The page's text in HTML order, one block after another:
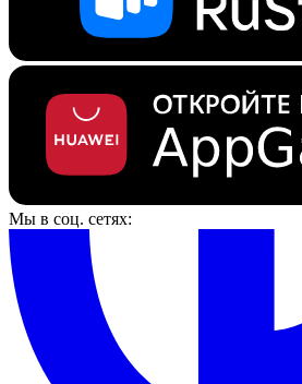
Мы в соц. сетях: